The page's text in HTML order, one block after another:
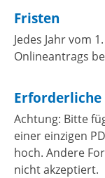
Fristen
Jedes Jahr vom
Onlineantrags
Achtung: Bitte
einer einzigen
hoch. Andere
nicht akzeptiert.